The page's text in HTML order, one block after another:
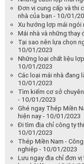
Đơn vị cung cấp và thi
nhà của bạn - 10/01/
Xu hướng lợp mái ngói
Mái nhà và những
Tại sao nên lựa chọn
10/01/2023
Những loại chất liệu
10/01/2023
Các loại mái nhà đang
10/01/2023
Tìm kiếm cơ sở
- 10/01/2023
Ghé ngay Thép Miền
hiện nay - 10/01/2023
Đi tìm địa chỉ công ty
10/01/2023
Thép Miền Nam -
nghiệp - 10/01/2023
Lưu ngay địa chỉ đơn